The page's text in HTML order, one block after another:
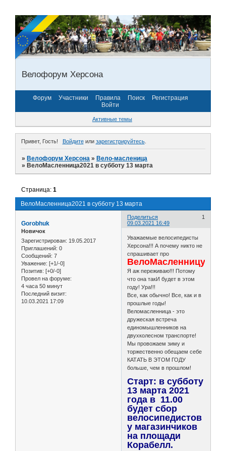
Велофорум Херсона
Форум Участники Правила Поиск
Регистрация
Войти
Активные темы
Привет, Гость! Войдитеили зарегистрируйтесь.
»Велофорум Херсона »Вело-масленица
»ВелоМасленница2021 в субботу 13 марта
ВелоМасленница2021 в субботу 13 марта
Страница:1
Поделиться
1
09.03.2021 16:49
Gorobhuk
Новичок
Зарегистрирован: 19.05.2017
Приглашений: 0
Сообщений: 7
Уважение: [+1/-0]
Позитив: [+0/-0]
Провел на форуме:
4 часа 50 минут
Последний визит:
10.03.2021 17:09
Уважаемые велосипедисты
Херсона!!! А почему никто не
спрашивает про
ВелоМасленницу2021
Я аж переживаю!!! Потому
что она такИ будет в этом
году! Ура!!!
Все, как обычно! Все, как и в
прошлые годы!
Веломасленница - это
дружеская встреча
единомышленников на
двухколесном транспорте!
Мы провожаем зиму и
торжественно обещаем себе
КАТАТЬ В ЭТОМ ГОДУ
больше, чем в прошлом!
Старт: в субботу
13 марта 2021
года в 11.00
будет сбор
велосипедистов
у магазинчиков
на площади
Корабелл.